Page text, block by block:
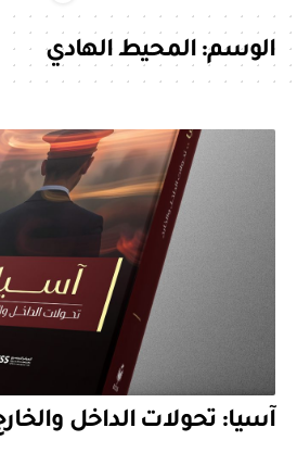
الوسم:المحيط الهادي
آسيا: تحولات الداخل والخارج